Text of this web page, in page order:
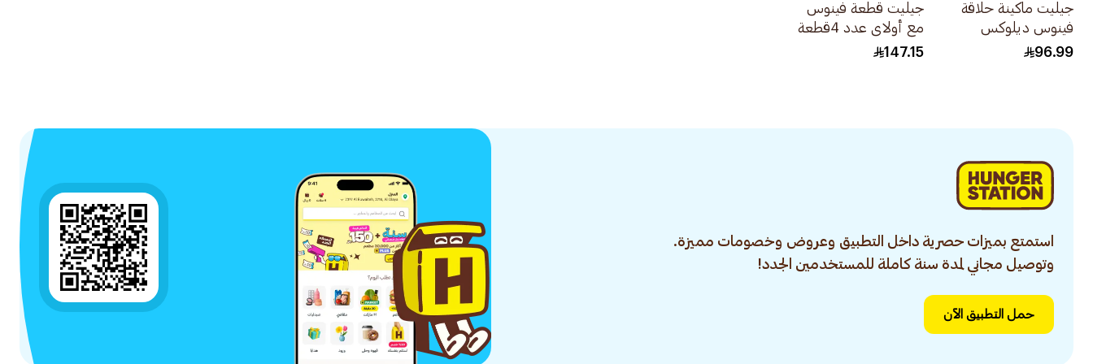
جيليت ماكينة حلاقة
فينوس ديلوكس
سموث للبشرة الحساسة
96.99
جيليت قطعة فينوس
مع أولاي عدد 4قطعة
147.15
استمتع بميزات حصرية داخل التطبيق وعروض وخصومات مميزة.
وتوصيل مجاني لمدة سنة كاملة للمستخدمين الجدد!
حمل التطبيق الآن